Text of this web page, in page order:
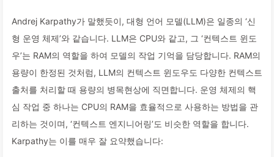
Andrej Karpathy가 말했듯이, 대형 언어 모델(LLM)은 일종의 ‘신
형 운영 체제’와 같습니다. LLM은 CPU와 같고, 그 ‘컨텍스트 윈도
우’는 RAM의 역할을 하여 모델의 작업 기억을 담당합니다. RAM의
용량이 한정된 것처럼, LLM의 컨텍스트 윈도우도 다양한 컨텍스트
출처를 처리할 때 용량의 병목현상에 직면합니다. 운영 체제의 핵
심 작업 중 하나는 CPU의 RAM을 효율적으로 사용하는 방법을 관
리하는 것이며, ‘컨텍스트 엔지니어링’도 비슷한 역할을 합니다.
Karpathy는 이를 매우 잘 요약했습니다: